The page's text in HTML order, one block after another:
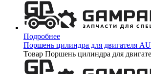
Подробнее
Поршень цилиндра для двигателя
Товар Поршень цилиндра для